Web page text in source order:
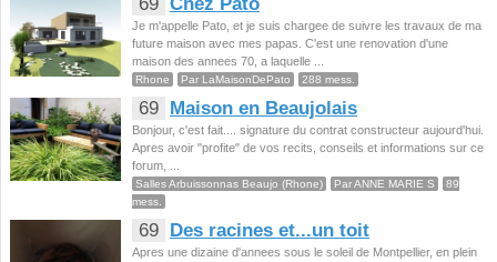
Je m'appelle Pato, et je suis chargee de suivre les travaux de ma
future maison avec mes papas. C'est une renovation d'une
maison des annees 70, a laquelle ...
Rhone Par LaMaisonDePato 288 mess.
69 Maison en Beaujolais
Bonjour, c'est fait.... signature du contrat constructeur aujourd'hui.
Apres avoir "profite" de vos recits, conseils et informations sur ce
forum, ...
Salles Arbuissonnas Beaujo (Rhone) Par ANNE MARIE S
89
mess.
69 Des racines et...un toit
Apres une dizaine d'annees sous le soleil de Montpellier, en plein